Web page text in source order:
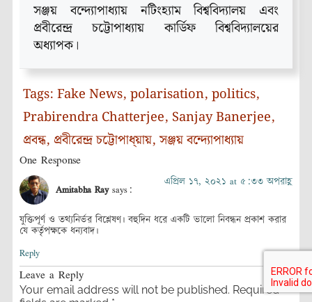
সঞ্জয় বন্দ্যোপাধ্যায় নটিংহ্যাম বিশ্ববিদ্যালয় এবং
প্রবীরেন্দ্র চট্টোপাধ্যায় কার্ডিফ বিশ্ববিদ্যালয়ের
অধ্যাপক।
Tags: Fake News, polarisation, politics,
Prabirendra Chatterjee, Sanjay Banerjee,
প্রবন্ধ, প্রবীরেন্দ্র চট্টোপাধ্য়ায়,সঞ্জয় বন্দ্যোপাধ্যায়
One Response
Amitabha Ray says:
এপ্রিল ১৭, ২০২১ at ৫:৩৩ অপরাহ্ণ
যুক্তিপূর্ণ ও তথ্যনির্ভর বিশ্লেষণ। বহুদিন ধরে একটি ভালো নিবন্ধন প্রকাশ করার
যে কর্তৃপক্ষকে ধন্যবাদ।
Reply
Leave a Reply
Your email address will not be published. Required